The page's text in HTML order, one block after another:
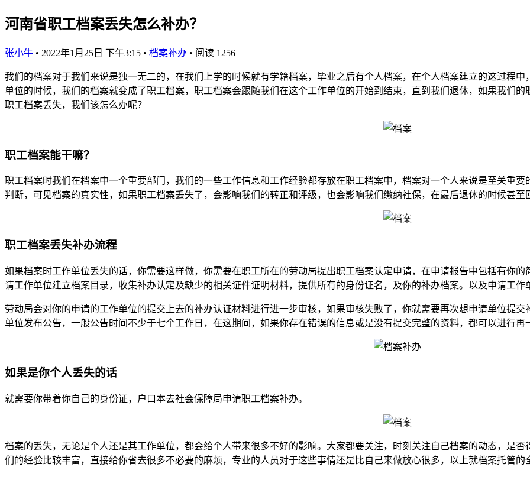
河南省职工档案丢失怎么补办？
张小牛 • 2022年1月25日 下午3:15 • 档案补办 • 阅读 1256
我们的档案对于我们来说是独一无二的，在我们上学的时候就有学籍档案，毕业之后有个人档案，在个人档案建立的这过程
单位的时候，我们的档案就变成了职工档案，职工档案会跟随我们在这个工作单位的开始到结束，直到我们退休，如果我们
职工档案丢失，我们该怎么办呢？
职工档案能干嘛？
职工档案时我们在档案中一个重要部门，我们的一些工作信息和工作经验都存放在职工档案中，档案对一个人来说是至关重
判断，可见档案的真实性，如果职工档案丢失了，会影响我们的转正和评级，也会影响我们缴纳社保，在最后退休的时候甚至
职工档案丢失补办流程
如果档案时工作单位丢失的话，你需要这样做，你需要在职工所在的劳动局提出职工档案认定申请，在申请报告中包括有你
请工作单位建立档案目录，收集补办认定及缺少的相关证件证明材料，提供所有的身份证名，及你的补办档案。以及申请工
劳动局会对你的申请的工作单位的提交上去的补办认证材料进行进一步审核，如果审核失败了，你就需要再次想申请单位提
单位发布公告，一般公告时间不少于七个工作日，在这期间，如果你存在错误的信息或是没有提交完整的资料，都可以进行再
如果是你个人丢失的话
就需要你带着你自己的身份证，户口本去社会保障局申请职工档案补办。
档案的丢失，无论是个人还是其工作单位，都会给个人带来很多不好的影响。大家都要关注，时刻关注自己档案的动态，是
们的经验比较丰富，直接给你省去很多不必要的麻烦，专业的人员对于这些事情还是比自己来做放心很多，以上就档案托管的